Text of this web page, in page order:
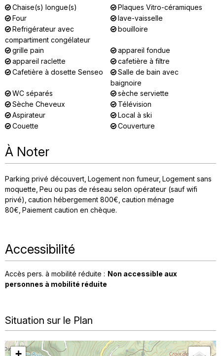
Chaise(s) longue(s)
Plaques Vitro-céramiques
Four
lave-vaisselle
Refrigérateur avec
compartiment congélateur
bouilloire
grille pain
appareil fondue
appareil raclette
cafetière à filtre
Cafetière à dosette Senseo
Salle de bain avec
baignoire
WC séparés
sèche serviette
Sèche Cheveux
Télévision
Aspirateur
Local à ski
Couette
Couverture
À Noter
Parking privé découvert Logement non fumeur Logement sans
moquette Peu ou pas de réseau selon opérateur (sauf wifi
privé) caution hébergement 800€ caution ménage
80€ Paiement caution en chèque
Accessibilité
Accès pers. à mobilité réduite : Non accessible aux
personnes à mobilité réduite
Situation sur le Plan